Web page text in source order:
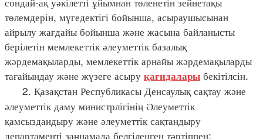
төлемдерін, мүгедектігі бойынша, асыраушысынан
айрылу жағдайы бойынша және жасына байланысты
берілетін мемлекеттік әлеуметтік базалық
жәрдемақыларды, мемлекеттік арнайы жәрдемақыларды
тағайындау және жүзеге асыру қағидалары бекітілсін.
2. Қазақстан Республикасы Денсаулық сақтау және
әлеуметтік даму министрлігінің Әлеуметтік
қамсыздандыру және әлеуметтік сақтандыру
департаменті заңнамада белгіленген тәртіппен: